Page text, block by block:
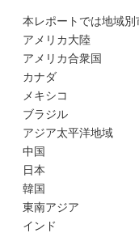
本レポートでは地域別
アメリカ大陸
アメリカ合衆国
カナダ
メキシコ
ブラジル
アジア太平洋地域
中国
日本
韓国
東南アジア
インド